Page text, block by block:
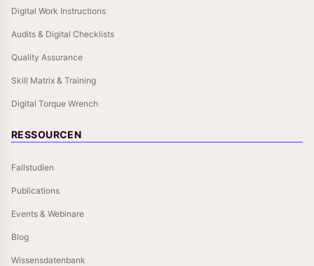
Digital Work Instructions
Audits & Digital Checklists
Quality Assurance
Skill Matrix & Training
Digital Torque Wrench
RESSOURCEN
Fallstudien
Publications
Events & Webinare
Blog
Wissensdatenbank